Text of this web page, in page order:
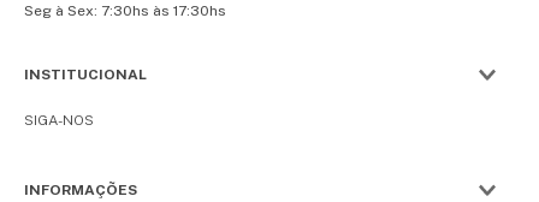
Seg à Sex: 7:30hs às 17:30hs
INSTITUCIONAL
SIGA-NOS
INFORMAÇÕES